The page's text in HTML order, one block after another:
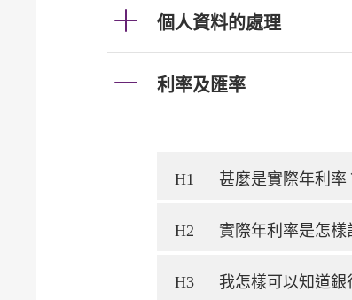
個人資料的處理
利率及匯率
H1 甚麼是實際年利率
H2 實際年利率是怎樣
H3 我怎樣可以知道銀